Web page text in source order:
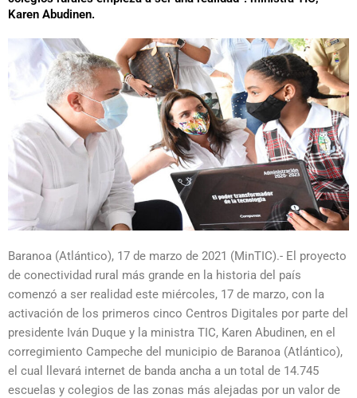
Karen Abudinen.
Baranoa (Atlántico), 17 de marzo de 2021 (MinTIC).- El proyecto
de conectividad rural más grande en la historia del país
comenzó a ser realidad este miércoles, 17 de marzo, con la
activación de los primeros cinco Centros Digitales por parte del
presidente Iván Duque y la ministra TIC, Karen Abudinen, en el
corregimiento Campeche del municipio de Baranoa (Atlántico),
el cual llevará internet de banda ancha a un total de 14.745
escuelas y colegios de las zonas más alejadas por un valor de